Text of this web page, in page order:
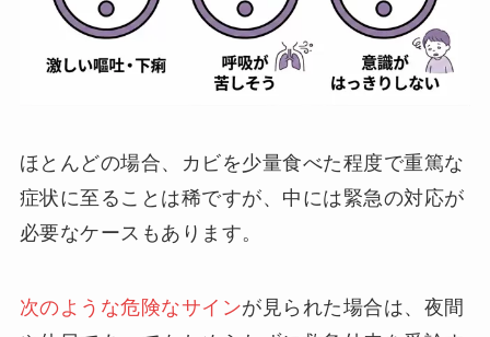
ほとんどの場合、カビを少量食べた程度で重篤な
症状に至ることは稀ですが、中には緊急の対応が
必要なケースもあります。
次のような危険なサインが見られた場合は、夜間